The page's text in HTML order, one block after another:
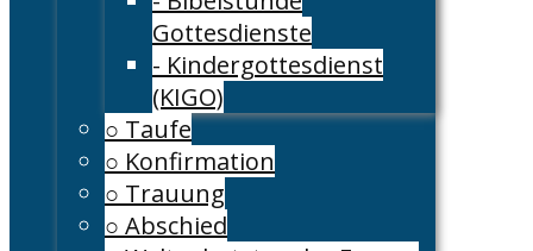
Gottesdienste
- Kindergottesdienst
(KIGO)
○ Taufe
○ Konfirmation
○ Trauung
○ Abschied